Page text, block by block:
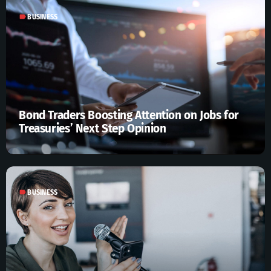
labelBUSINESS
Bond Traders Boosting Attention on Jobs for
Treasuries’ Next Step Opinion
labelBUSINESS